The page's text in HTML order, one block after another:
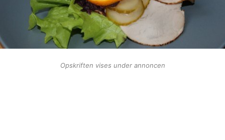
Opskriften vises under annoncen